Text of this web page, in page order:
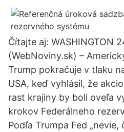
Čítajte aj: WASHINGTON
(WebNoviny.sk) –
Trump pokračuje v tlaku
USA, keď vyhlásil, že
rast krajiny by boli oveľa
krokov Federálneho
Podľa Trumpa Fed „nevie,